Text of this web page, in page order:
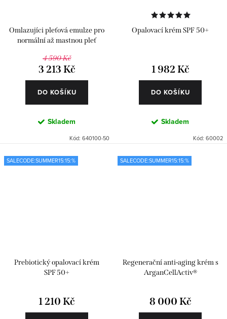
Omlazujíci pleťová emulze pro
normální až mastnou pleť
4 590 Kč
3 213 Kč
DO KOŠÍKU
Skladem
Kód: 640100-50
Opalovací krém SPF 50+
1 982 Kč
DO KOŠÍKU
Skladem
Kód: 60002
SALECODE:SUMMER15:15:%
Prebiotický opalovací krém
SPF 50+
1 210 Kč
SALECODE:SUMMER15:15:%
Regenerační anti-aging krém s
ArganCellActiv®
8 000 Kč